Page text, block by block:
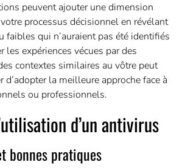
peuvent ajouter une dimension
processus décisionnel en révélant
faibles qui n’auraient pas été identifiés
les expériences vécues par des
contextes similaires au vôtre peut
d’adopter la meilleure approche face à
ou professionnels.
d’un antivirus
bonnes pratiques